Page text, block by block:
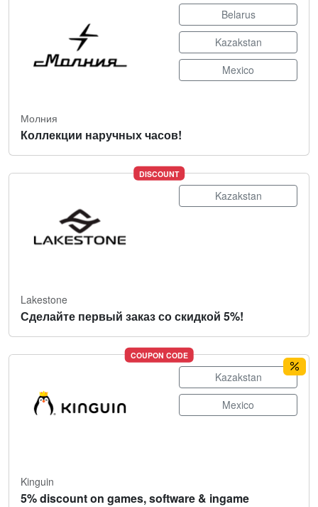
Belarus
Kazakstan
Mexico
Молния
Коллекции наручных часов!
DISCOUNT
Kazakstan
Lakestone
Сделайте первый заказ со скидкой 5%!
COUPON CODE
Kazakstan
Mexico
Kinguin
5% discount on games, software & ingame